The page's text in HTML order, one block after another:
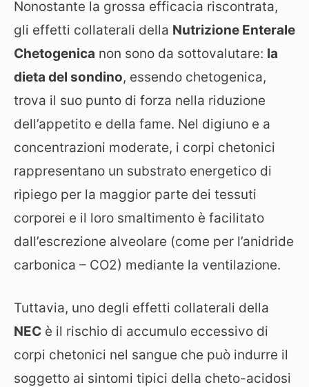
Nonostante la grossa efficacia riscontrata,
gli effetti collaterali della Nutrizione Enterale
Chetogenica non sono da sottovalutare: la
dieta del sondino, essendo chetogenica,
trova il suo punto di forza nella riduzione
dell’appetito e della fame. Nel digiuno e a
concentrazioni moderate, i corpi chetonici
rappresentano un substrato energetico di
ripiego per la maggior parte dei tessuti
corporei e il loro smaltimento è facilitato
dall’escrezione alveolare (come per l’anidride
carbonica – CO2) mediante la ventilazione.
Tuttavia, uno degli effetti collaterali della
NEC è il rischio di accumulo eccessivo di
corpi chetonici nel sangue che può indurre il
soggetto ai sintomi tipici della cheto-acidosi